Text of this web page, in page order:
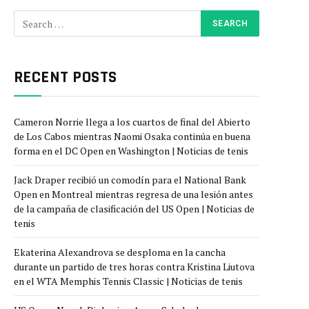
RECENT POSTS
Cameron Norrie llega a los cuartos de final del Abierto
de Los Cabos mientras Naomi Osaka continúa en buena
forma en el DC Open en Washington | Noticias de tenis
Jack Draper recibió un comodín para el National Bank
Open en Montreal mientras regresa de una lesión antes
de la campaña de clasificación del US Open | Noticias de
tenis
Ekaterina Alexandrova se desploma en la cancha
durante un partido de tres horas contra Kristina Liutova
en el WTA Memphis Tennis Classic | Noticias de tenis